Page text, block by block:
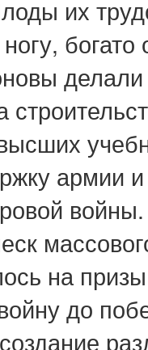
их
богато
делали
армии
на
до